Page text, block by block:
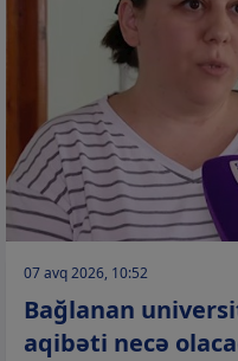
07 avq 2026, 10:52
Bağlanan
aqibəti necə